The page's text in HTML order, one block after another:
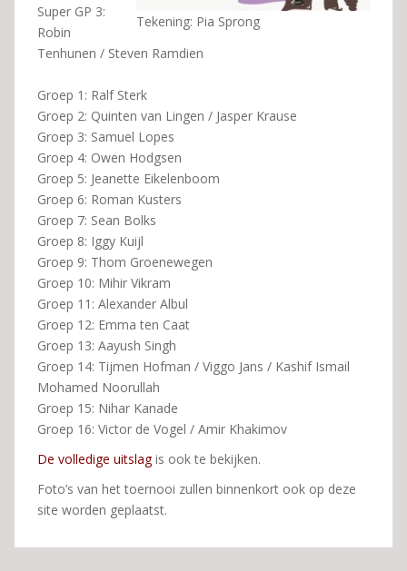
Tekening: Pia Sprong
Super GP 3:
Robin
Tenhunen / Steven Ramdien
Groep 1: Ralf Sterk
Groep 2: Quinten van Lingen / Jasper Krause
Groep 3: Samuel Lopes
Groep 4: Owen Hodgsen
Groep 5: Jeanette Eikelenboom
Groep 6: Roman Kusters
Groep 7: Sean Bolks
Groep 8: Iggy Kuijl
Groep 9: Thom Groenewegen
Groep 10: Mihir Vikram
Groep 11: Alexander Albul
Groep 12: Emma ten Caat
Groep 13: Aayush Singh
Groep 14: Tijmen Hofman / Viggo Jans / Kashif Ismail
Mohamed Noorullah
Groep 15: Nihar Kanade
Groep 16: Victor de Vogel / Amir Khakimov
De volledige uitslagis ook te bekijken.
Foto’s van het toernooi zullen binnenkort ook op deze
site worden geplaatst.